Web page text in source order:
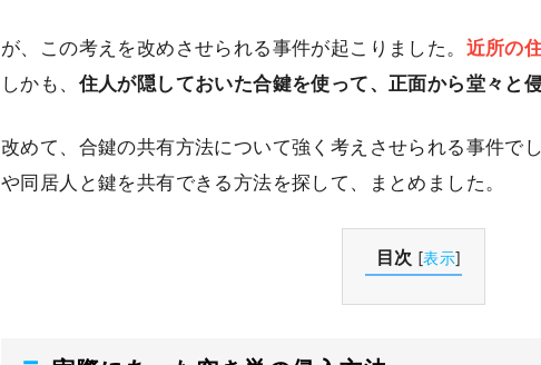
が、この考えを改めさせられる事件が起こりました。 近所の
しかも、住人が隠しておいた合鍵を使って、正面から堂々と
改めて、合鍵の共有方法について強く考えさせられる事件で
や同居人と鍵を共有できる方法を探して、まとめました。
目次 [表示]